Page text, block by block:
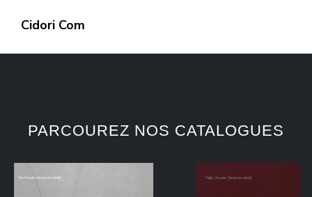
Cidori Com
PARCOUREZ NOS CATALOGUES